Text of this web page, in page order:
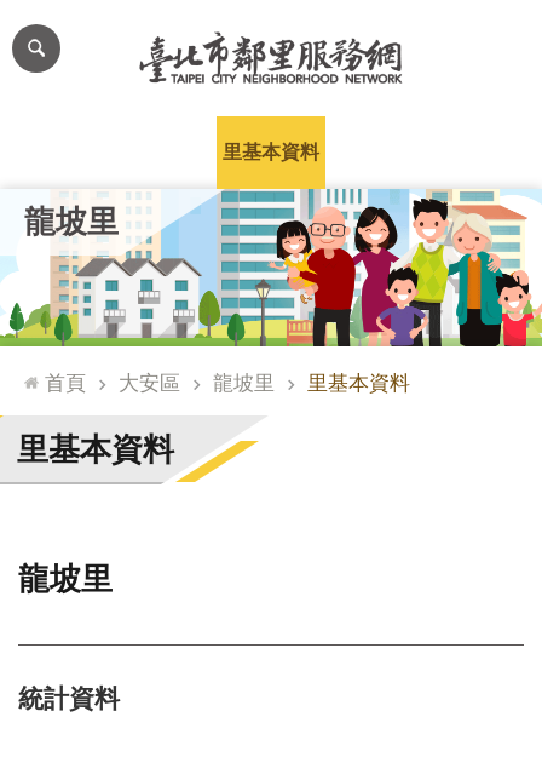
跳到主要內容區塊
網
站
台
通
臺
北
市
門
整
檢
索
龍坡里
里基本資料
首頁 大安區 龍坡里 里基本資料
里基本資料
龍坡里
統計資料